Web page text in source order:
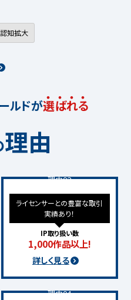
認知拡大
ルドが選ばれる
理由
理由02
ライセンサーとの豊富な取引
実績あり！
IP取り扱い数
1,000作品以上!
詳しく見る
理由04